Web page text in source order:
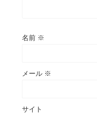
名前 ※
メール ※
サイト